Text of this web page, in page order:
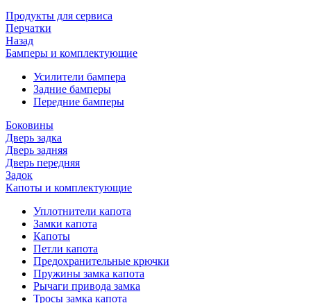
Продукты для сервиса
Перчатки
Назад
Бамперы и комплектующие
Усилители бампера
Задние бамперы
Передние бамперы
Боковины
Дверь задка
Дверь задняя
Дверь передняя
Задок
Капоты и комплектующие
Уплотнители капота
Замки капота
Капоты
Петли капота
Предохранительные крючки
Пружины замка капота
Рычаги привода замка
Тросы замка капота